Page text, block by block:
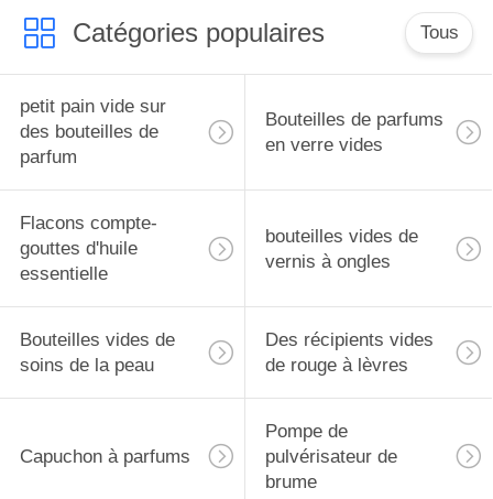
protection de voyage
Catégories populaires Tous
petit pain vide sur
des bouteilles de
parfum
Bouteilles de parfums
en verre vides
Flacons compte-
gouttes d'huile
essentielle
bouteilles vides de
vernis à ongles
Bouteilles vides de
soins de la peau
Des récipients vides
de rouge à lèvres
Capuchon à parfums
Pompe de
pulvérisateur de
brume